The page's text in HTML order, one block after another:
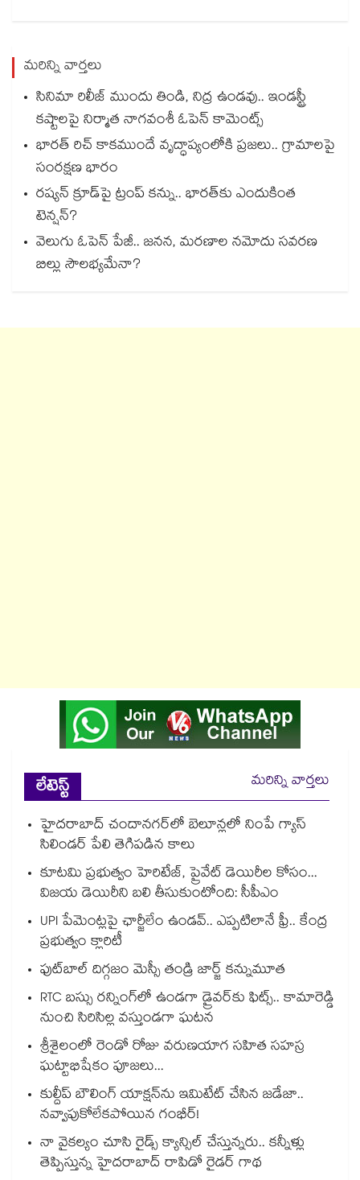
మరిన్ని వార్తలు
సినిమా రిలీజ్ ముందు తిండి, నిద్ర ఉండవు.. ఇండస్ట్రీ
కష్టాలపై నిర్మాత నాగవంశీ ఓపెన్ కామెంట్స్
భారత్ రిచ్ కాకముందే వృద్ధాప్యంలోకి ప్రజలు.. గ్రామాలపై
సంరక్షణ భారం
రష్యన్ క్రూడ్‌పై ట్రంప్ కన్ను.. భారత్‌కు ఎందుకింత
టెన్షన్?
వెలుగు ఓపెన్ పేజీ.. జనన, మరణాల నమోదు సవరణ
బిల్లు సౌలభ్యమేనా?
లేటెస్ట్
మరిన్ని వార్తలు
హైదరాబాద్⁪ చందానగర్⁫లో బెలూన్లలో నింపే గ్యాస్
సిలిండర్ పేలి తెగిపడిన కాలు
కూటమి ప్రభుత్వం హెరిటేజ్, ప్రైవేట్ డెయిరీల కోసం...
విజయ డెయిరీని బలి తీసుకుంటోంది: సీపీఎం
UPI పేమెంట్లపై ఛార్జీలేం ఉండవ్.. ఎప్పటిలానే ఫ్రీ.. కేంద్ర
ప్రభుత్వం క్లారిటీ
ఫుట్‎బాల్ దిగ్గజం మెస్సీ తండ్రి జార్జ్ కన్నుమూత
RTC బస్సు రన్నింగ్⁫లో ఉండగా డ్రైవర్‌కు ఫిట్స్.. కామారెడ్డి
నుంచి సిరిసిల్ల వస్తుండగా ఘటన
శ్రీశైలంలో రెండో రోజు వరుణయాగ సహిత సహస్ర
ఘట్టాభిషేకం పూజలు...
కుల్దీప్ బౌలింగ్ యాక్షన్‌ను ఇమిటేట్ చేసిన జడేజా..
నవ్వాపుకోలేకపోయిన గంభీర్!
నా వైకల్యం చూసి రైడ్స్ క్యాన్సిల్ చేస్తున్నరు.. కన్నీళ్లు
తెప్పిస్తున్న హైదరాబాద్ రాపిడో రైడర్ గాథ